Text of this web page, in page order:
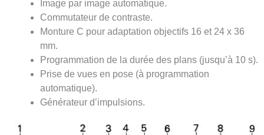
Image par image automatique.
Commutateur de contraste.
Monture C pour adaptation objectifs 16 et 24 x 36
mm.
Programmation de la durée des plans (jusqu’à 10 s).
Prise de vues en pose (à programmation
automatique).
Générateur d’impulsions.